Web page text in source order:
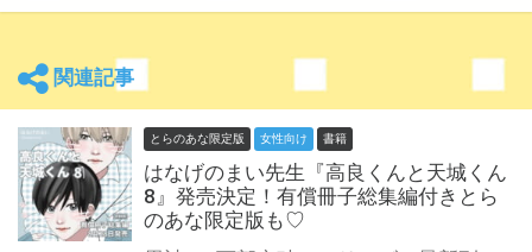
関連記事
とらのあな限定版 女性向け 書籍
はなげのまい先生『高良くんと天城くん
8』発売決定！有償冊子総集編付きとら
のあな限定版も♡